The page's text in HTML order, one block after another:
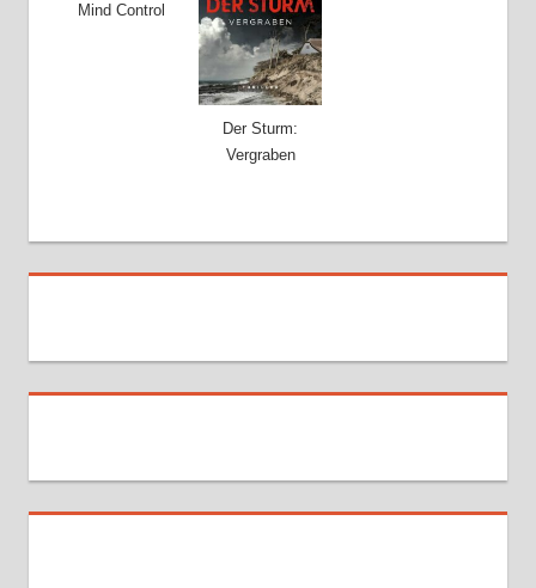
Mind Control
Der Sturm:
Vergraben